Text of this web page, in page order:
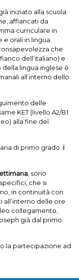
iniziato alla scuola
affiancati da
curriculare in
orali in lingua.
che
dell’italiano) e
della lingua inglese è
all’interno dello
delle
KET (livello A2/B1
alla fine del
di primo grado i
, sono
che si
in continuità con
all’interno delle ore
collegamento,
già dal primo
la partecipazione ad